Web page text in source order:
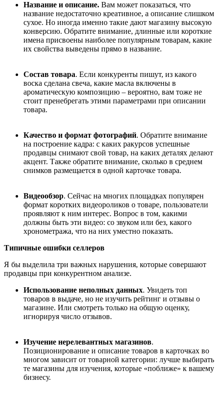
Название и описание. Вам может показаться, что
название недостаточно креативное, а описание слишком
сухое. Но иногда именно такие дают магазину высокую
конверсию. Обратите внимание, длинные или короткие
имена присвоены наиболее популярным товарам, какие
их свойства выведены прямо в название.
Состав товара. Если конкуренты пишут, из какого
воска сделана свеча, какие масла включены в
ароматическую композицию – вероятно, вам тоже не
стоит пренебрегать этими параметрами при описании
товара.
Качество и формат фотографий. Обратите внимание
на построение кадра: с каких ракурсов успешные
продавцы снимают свой товар, на каких деталях делают
акцент. Также обратите внимание, сколько в среднем
снимков размещается в одной карточке товара.
Видеообзор. Сейчас на многих площадках популярен
формат коротких видеороликов о товаре, пользователи
проявляют к ним интерес. Вопрос в том, какими
должны быть эти видео: со звуком или без, какого
хронометража, что на них уместно показать.
Типичные ошибки селлеров
Я бы выделила три важных нарушения, которые совершают
продавцы при конкурентном анализе.
Использование неполных данных. Увидеть топ
товаров в выдаче, но не изучить рейтинг и отзывы о
магазине. Или смотреть только на общую оценку,
игнорируя число отзывов.
Изучение нерелевантных магазинов.
Позиционирование и описание товаров в карточках во
многом зависит от товарной категории: лучше выбирать
те магазины для изучения, которые «поближе» к вашему
бизнесу.